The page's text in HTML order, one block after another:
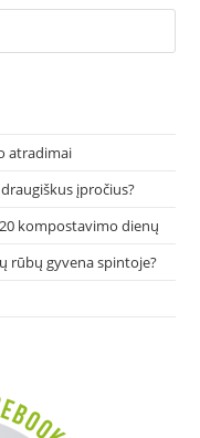
atradimai
įpročius?
kompostavimo dienų
rūbų gyvena spintoje?